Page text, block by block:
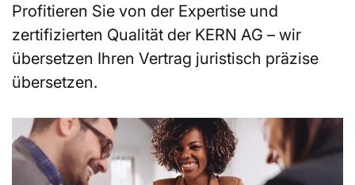
Profitieren Sie von der Expertise und
zertifizierten Qualität der KERN AG – wir
übersetzen Ihren Vertrag juristisch präzise
übersetzen.